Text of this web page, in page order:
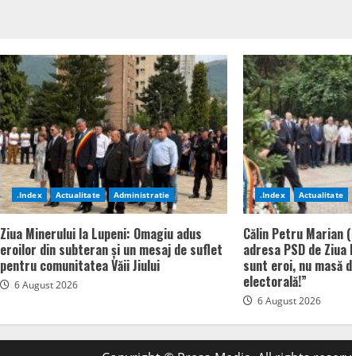
.Index Actualitate Administratie
Ziua Minerului la Lupeni: Omagiu adus
eroilor din subteran și un mesaj de suflet
pentru comunitatea Văii Jiului
6 August 2026
.Index Actualitate
Călin Petru Marian
adresa PSD de
sunt eroi, nu masă
electorală!”
6 August 2026